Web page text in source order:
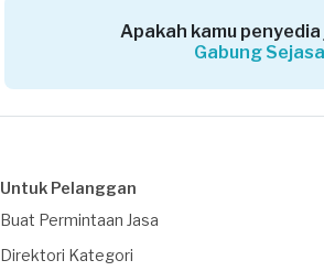
Apakah kamu penyedia
Gabung
Untuk Pelanggan
Buat Permintaan Jasa
Direktori Kategori